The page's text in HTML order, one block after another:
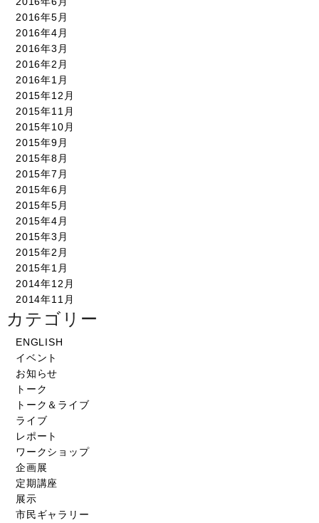
2016年5月
2016年4月
2016年3月
2016年2月
2016年1月
2015年12月
2015年11月
2015年10月
2015年9月
2015年8月
2015年7月
2015年6月
2015年5月
2015年4月
2015年3月
2015年2月
2015年1月
2014年12月
2014年11月
カテゴリー
ENGLISH
イベント
お知らせ
トーク
トーク＆ライブ
ライブ
レポート
ワークショップ
企画展
定期講座
展示
市民ギャラリー